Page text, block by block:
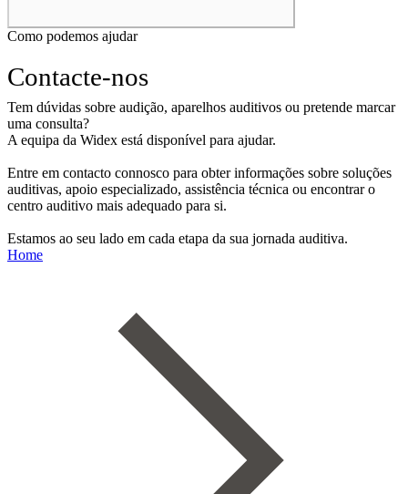
Como podemos ajudar
Contacte-nos
Tem dúvidas sobre audição, aparelhos auditivos ou pretende marcar
uma consulta?
A equipa da Widex está disponível para ajudar.
Entre em contacto connosco para obter informações sobre soluções
auditivas, apoio especializado, assistência técnica ou encontrar o
centro auditivo mais adequado para si.
Estamos ao seu lado em cada etapa da sua jornada auditiva.
Home